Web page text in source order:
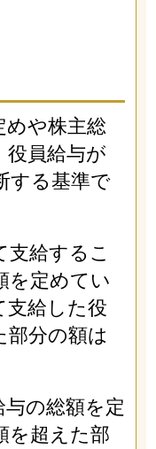
めや株主総
役員給与が
する基準で
給するこ
を定めてい
支給した役
部分の額は
の総額を定
を超えた部